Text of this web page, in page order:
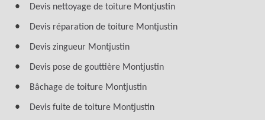
Devis nettoyage de toiture Montjustin
Devis réparation de toiture Montjustin
Devis zingueur Montjustin
Devis pose de gouttière Montjustin
Bâchage de toiture Montjustin
Devis fuite de toiture Montjustin